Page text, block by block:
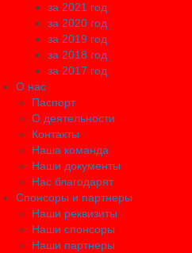
за 2021 год
за 2020 год
за 2019 год
за 2018 год
за 2017 год
О нас
Паспорт
О деятельности
Контакты
Наша команда
Наши документы
Нас благодарят
Спонсоры и партнеры
Наши реквизиты
Наши спонсоры
Наши партнеры